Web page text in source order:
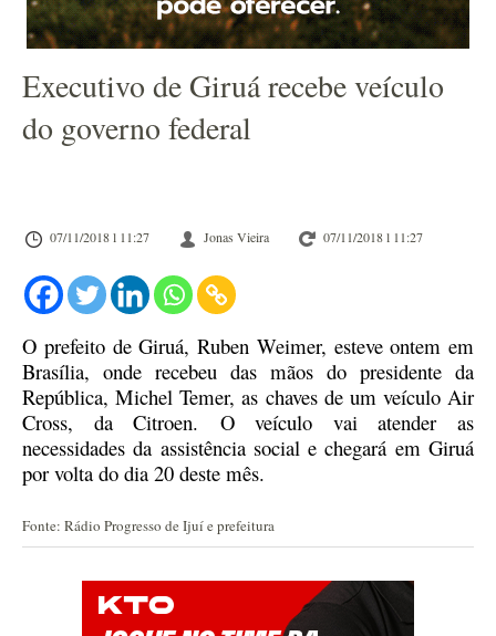
Executivo de Giruá recebe veículo
do governo federal
07/11/2018 l 11:27 Jonas Vieira 07/11/2018 l 11:27
O prefeito de Giruá, Ruben Weimer, esteve ontem em
Brasília, onde recebeu das mãos do presidente da
República, Michel Temer, as chaves de um veículo Air
Cross, da Citroen. O veículo vai atender as
necessidades da assistência social e chegará em Giruá
por volta do dia 20 deste mês.
Fonte: Rádio Progresso de Ijuí e prefeitura